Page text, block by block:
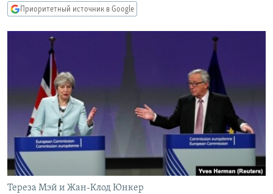
Вернутся
КАВКАЗ.РЕАЛИИ
СЕВЕР.РЕАЛИИ
СИБИРЬ.РЕАЛИИ
РАСПИСАНИЕ ВЕЩАНИЯ
ПОДПИШИТЕСЬ НА РАССЫЛКУ
СОЦИАЛЬНЫЕ СЕТИ
Приоритетный источник в Google
Тереза Мэй и Жан-Клод Юнкер